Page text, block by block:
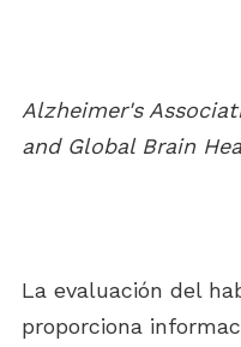
Alzheimer's
and Global Brain
La evaluación del
proporciona